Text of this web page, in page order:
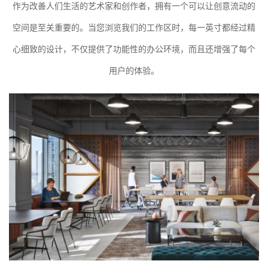
作为改善人们生活的艺术家和创作者，拥有一个可以让创意流动的
空间是至关重要的。当您浏览我们的工作区时，每一英寸都经过精
心细致的设计，不仅提供了功能性的办公环境，而且还增强了每个
用户的体验。